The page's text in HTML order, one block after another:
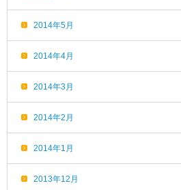
2014年5月
2014年4月
2014年3月
2014年2月
2014年1月
2013年12月